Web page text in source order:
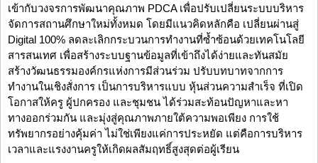
เข้ากับวงจรการพัฒนาคุณภาพ PDCA เพื่อปรับเปลี่ยนระบบบริหาร
จัดการสถานศึกษาใหม่ทั้งหมด โดยมีแนวคิดหลักคือ เปลี่ยนผ่านสู่
Digital 100% ลดละเลิกกระบวนการทำงานที่ซ้ำซ้อนด้วยเทคโนโลยี
สารสนเทศ เพื่อสร้างระบบฐานข้อมูลที่เข้าถึงได้ง่ายและทันสมัย
สร้างวัฒนธรรมองค์กรแห่งการมีส่วนร่วม ปรับบทบาทจากการ
ทำงานในเชิงสั่งการ เป็นการบริหารแบบ หุ้นส่วนความสำเร็จ ที่เปิด
โอกาสให้ครู ผู้ปกครอง และชุมชน ได้ร่วมสะท้อนปัญหาและหา
ทางออกร่วมกัน และมุ่งสู่คุณภาพภายใต้ความพอเพียง การใช้
ทรัพยากรอย่างคุ้มค่า ไม่ใช่เพียงแค่การประหยัด แต่คือการบริหาร
เวลาและแรงงานครูให้เกิดผลสัมฤทธิ์สูงสุดต่อผู้เรียน